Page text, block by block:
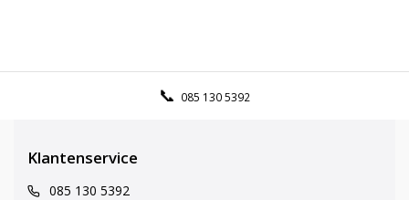
085 130 5392
Klantenservice
085 130 5392